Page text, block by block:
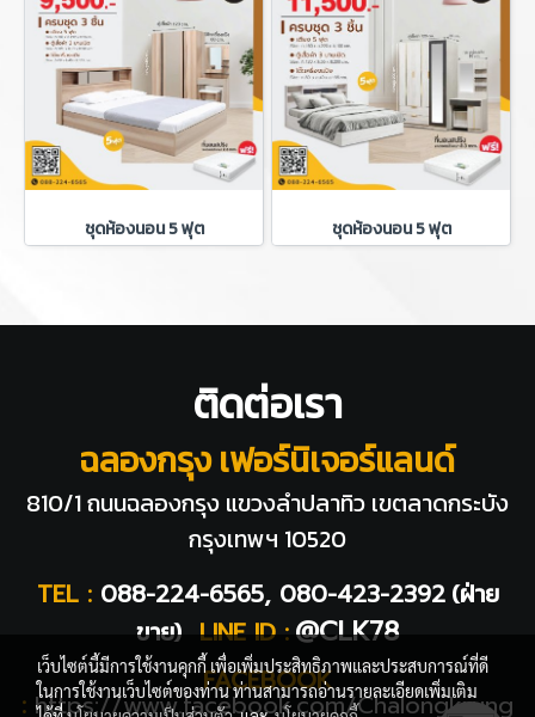
ชุดห้องนอน 5 ฟุต ชุดห้องนอน 5 ฟุต
ติดต่อเรา
ฉลองกรุง เฟอร์นิเจอร์แลนด์
810/1 ถนนฉลองกรุง แขวงลำปลาทิว เขตลาดกระบัง
กรุงเทพฯ 10520
TEL : 088-224-6565, 080-423-2392 (ฝ่าย
ขาย) LINE ID : @CLK78
FACEBOOK
: https://www.facebook.com/Chalongkrung
เว็บไซต์นี้มีการใช้งานคุกกี้ เพื่อเพิ่มประสิทธิภาพและประสบการณ์ที่ดี
ในการใช้งานเว็บไซต์ของท่าน ท่านสามารถอ่านรายละเอียดเพิ่มเติม